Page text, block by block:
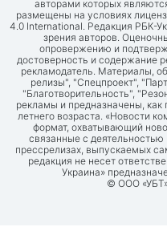
авторами которых
размещены на условиях
4.0 International. Редакция РБК-
зрения авторов.
опровержению и
достоверность и содержание
рекламодатель. Материалы,
релизы", "Спецпроект",
"Благотворительность",
рекламы и предназначены, как
летнего возраста. «Новости
формат, охватывающий
связанные с
прессрелизах, выпускаемых
редакция не несет
Украина»
© ООО